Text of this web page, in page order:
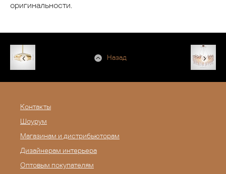
оригинальности.
Назад
Контакты
Шоурум
Магазинам и дистрибьюторам
Дизайнерам интерьера
Оптовым покупателям